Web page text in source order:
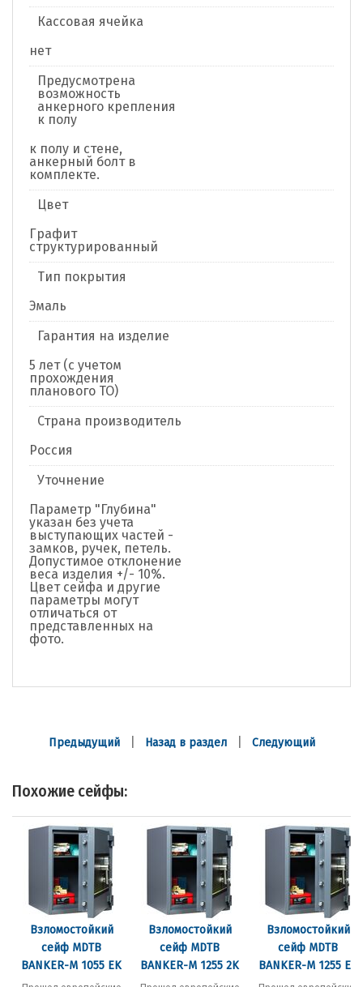
Кассовая ячейка
нет
Предусмотрена
возможность
анкерного крепления
к полу
к полу и стене,
анкерный болт в
комплекте.
Цвет
Графит
структурированный
Тип покрытия
Эмаль
Гарантия на изделие
5 лет (с учетом
прохождения
планового ТО)
Страна производитель
Россия
Уточнение
Параметр "Глубина"
указан без учета
выступающих частей -
замков, ручек, петель.
Допустимое отклонение
веса изделия +/- 10%.
Цвет сейфа и другие
параметры могут
отличаться от
представленных на
фото.
Предыдущий| Назад в раздел| Следующий
Похожие сейфы:
Взломостойкий
сейф MDTB
BANKER-M 1055 EK
Взломостойкий
сейф MDTB
BANKER-M 1255 2K
Взломостойкий
сейф MDTB
BANKER-M 1255 EK